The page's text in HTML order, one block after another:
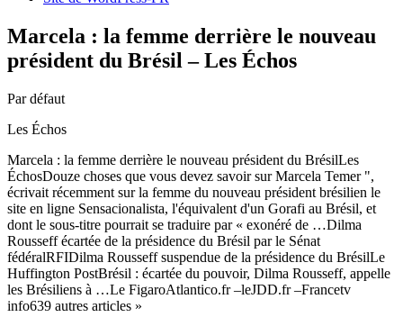
Marcela : la femme derrière le nouveau
président du Brésil – Les Échos
Par défaut
Les Échos
Marcela : la femme derrière le nouveau président du BrésilLes
ÉchosDouze choses que vous devez savoir sur Marcela Temer ",
écrivait récemment sur la femme du nouveau président brésilien le
site en ligne Sensacionalista, l'équivalent d'un Gorafi au Brésil, et
dont le sous-titre pourrait se traduire par « exonéré de …Dilma
Rousseff écartée de la présidence du Brésil par le Sénat
fédéralRFIDilma Rousseff suspendue de la présidence du BrésilLe
Huffington PostBrésil : écartée du pouvoir, Dilma Rousseff, appelle
les Brésiliens à …Le FigaroAtlantico.fr –leJDD.fr –Francetv
info639 autres articles »